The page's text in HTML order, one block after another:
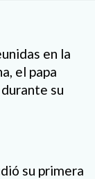
en la
el papa
su
su primera